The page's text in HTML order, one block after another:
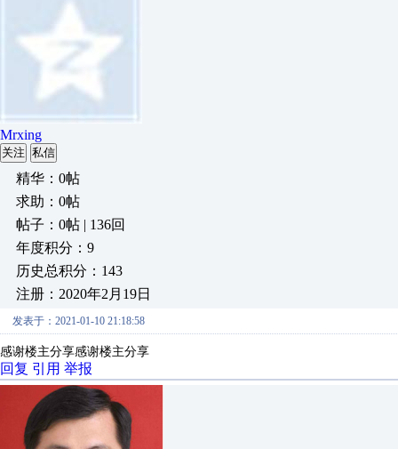
Mrxing
关注 私信
精华：0帖
求助：0帖
帖子：0帖 | 136回
年度积分：9
历史总积分：143
注册：2020年2月19日
发表于：2021-01-10 21:18:58
感谢楼主分享感谢楼主分享
回复 引用 举报